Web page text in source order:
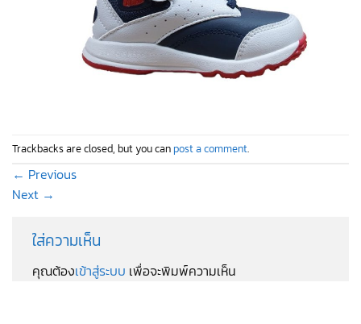
Trackbacks are closed, but you can post a comment.
← Previous
Next →
ใส่ความเห็น
คุณต้องเข้าสู่ระบบ เพื่อจะพิมพ์ความเห็น